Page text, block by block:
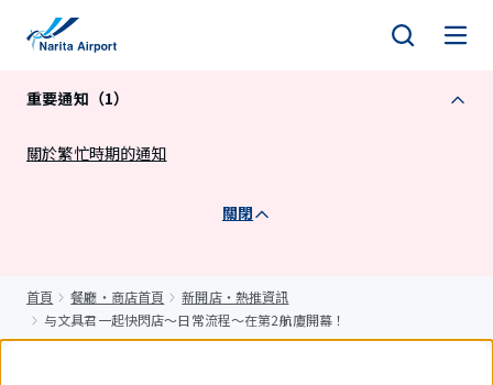
重要通知（1）
關於繁忙時期的通知
關閉
首頁 餐廳・商店首頁
新開店・熱推資訊
与文具君一起快閃店～日常流程～在第2航廈開幕！